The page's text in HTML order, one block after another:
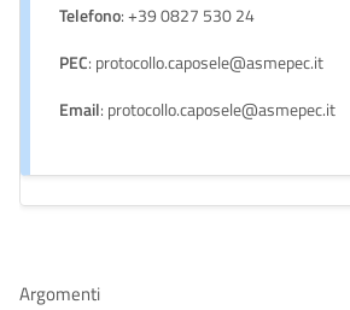
Telefono: +39 0827 530 24
PEC: protocollo.caposele@asmepec.it
Email: protocollo.caposele@asmepec.it
Argomenti